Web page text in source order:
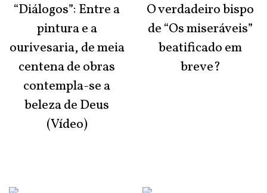
“Diálogos”: Entre a
pintura e a
ourivesaria, de meia
centena de obras
contempla-se a
beleza de Deus
(Vídeo)
O verdadeiro bispo
de “Os miseráveis”
beatificado em
breve?